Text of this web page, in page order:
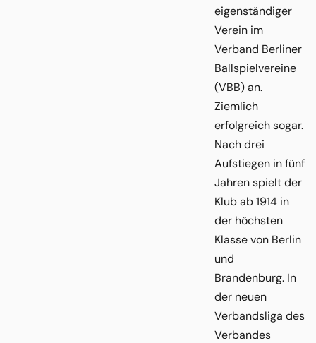
eigenständiger
Verein im
Verband Berliner
Ballspielvereine
(VBB) an.
Ziemlich
erfolgreich sogar.
Nach drei
Aufstiegen in fünf
Jahren spielt der
Klub ab 1914 in
der höchsten
Klasse von Berlin
und
Brandenburg. In
der neuen
Verbandsliga des
Verbandes